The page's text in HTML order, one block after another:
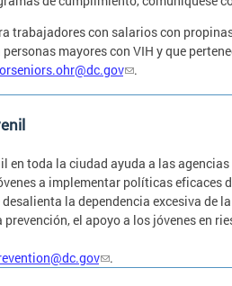
trabajadores con salarios con
mayores con VIH y que
.
toda la ciudad ayuda a las
a implementar políticas eficaces
la dependencia excesiva de
el apoyo a los jóvenes en
.